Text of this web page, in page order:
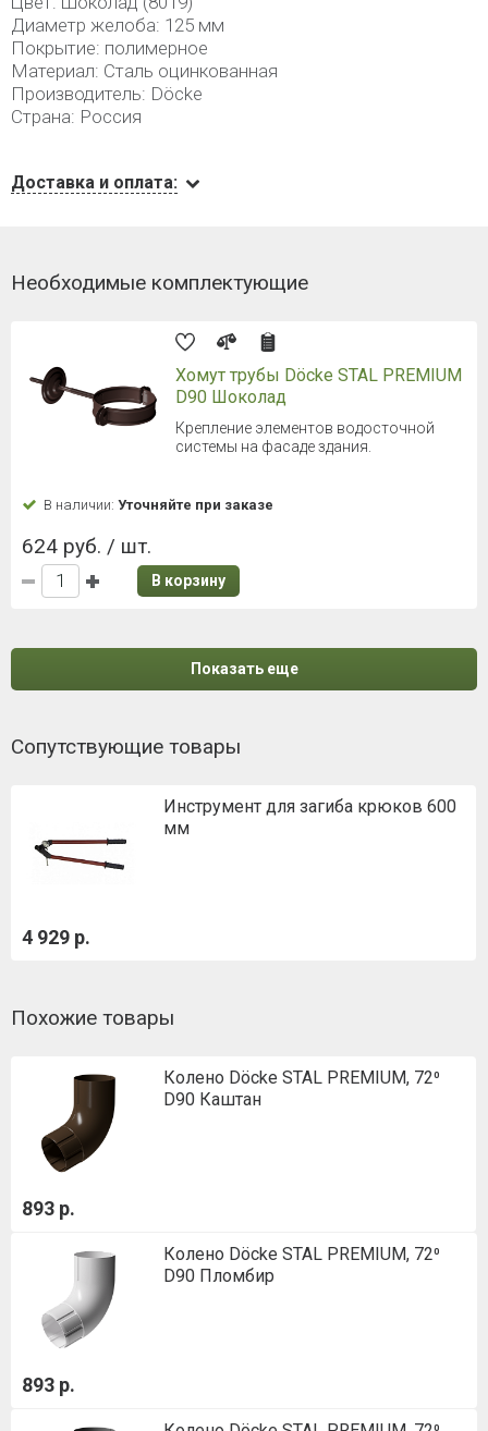
Диаметр желоба: 125 мм
Покрытие: полимерное
Материал: Сталь оцинкованная
Производитель: Döcke
Страна: Россия
Доставка и оплата:
Необходимые комплектующие
Хомут трубы Döcke STAL PREMIUM
D90 Шоколад
Крепление элементов водосточной
системы на фасаде здания.
В наличии: Уточняйте при заказе
624 руб. / шт.
В корзину
Показать еще
Сопутствующие товары
Инструмент для загиба крюков 600
мм
4 929 р.
Похожие товары
Колено Döcke STAL PREMIUM, 72⁰
D90 Каштан
893 р.
Колено Döcke STAL PREMIUM, 72⁰
D90 Пломбир
893 р.